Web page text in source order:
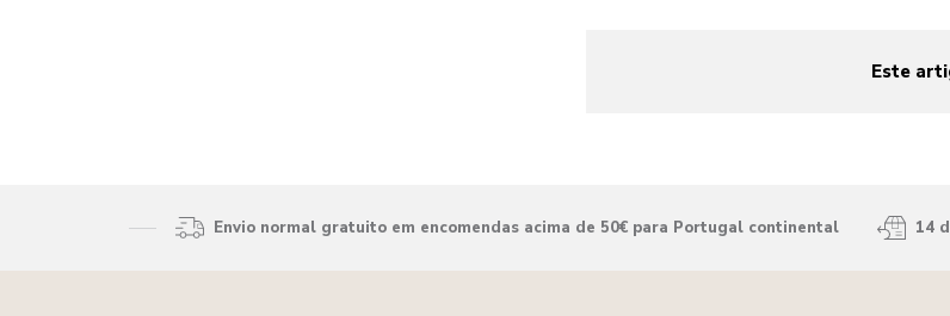
Este
yes
no
Envio normal gratuito em encomendas acima de 50€ para Portugal continental 14